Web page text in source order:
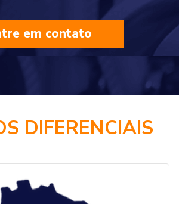
em contato
DIFERENCIAIS